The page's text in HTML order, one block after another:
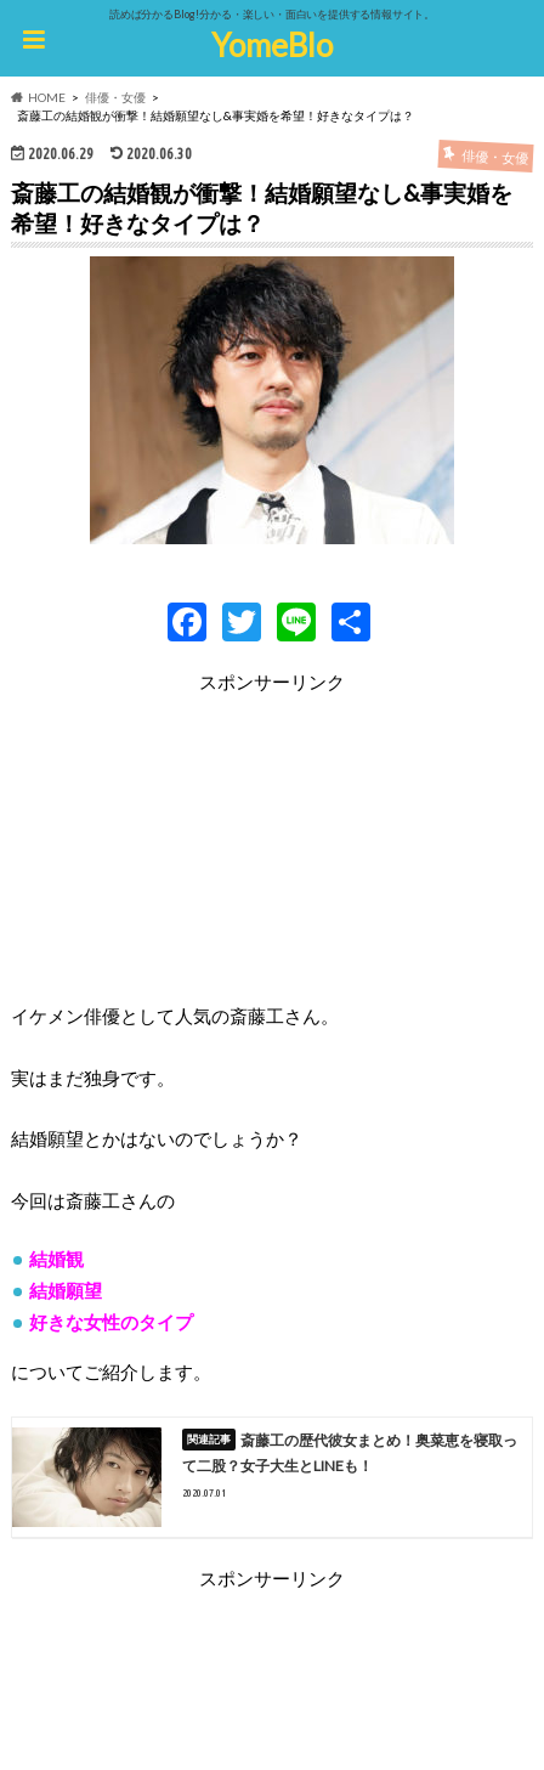
読めば分かるBlog!分かる・楽しい・面白いを提供する情報サイト。
YomeBlo
HOME
俳優・女優
斎藤工の結婚観が衝撃！結婚願望なし&事実婚を希望！好きなタイプは？
2020.06.29 2020.06.30 俳優・女優
斎藤工の結婚観が衝撃！結婚願望なし&事実婚を
希望！好きなタイプは？
F
e
T
itt
Li
e
共
スポンサーリンク
イケメン俳優として人気の斎藤工さん。
実はまだ独身です。
結婚願望とかはないのでしょうか？
今回は斎藤工さんの
結婚観
結婚願望
好きな女性のタイプ
についてご紹介します。
斎藤工の歴代彼女まとめ！奥菜恵を寝取っ
て二股？女子大生とLINEも！
2020.07.01
スポンサーリンク